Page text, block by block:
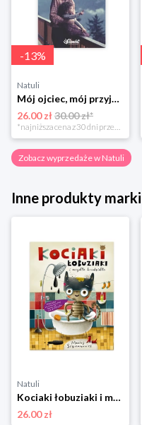
-13%
Natuli
Mój ojciec, mój przyjaciel Element
26.00 zł30.00 zł*
*najniższa cena z 30 dni przed obniżką
Zobacz wyprzedaże w Natuli
Inne produkty
Natuli
Kociaki łobuziaki i mydło brudzidło Nasza księgarnia
26.00 zł